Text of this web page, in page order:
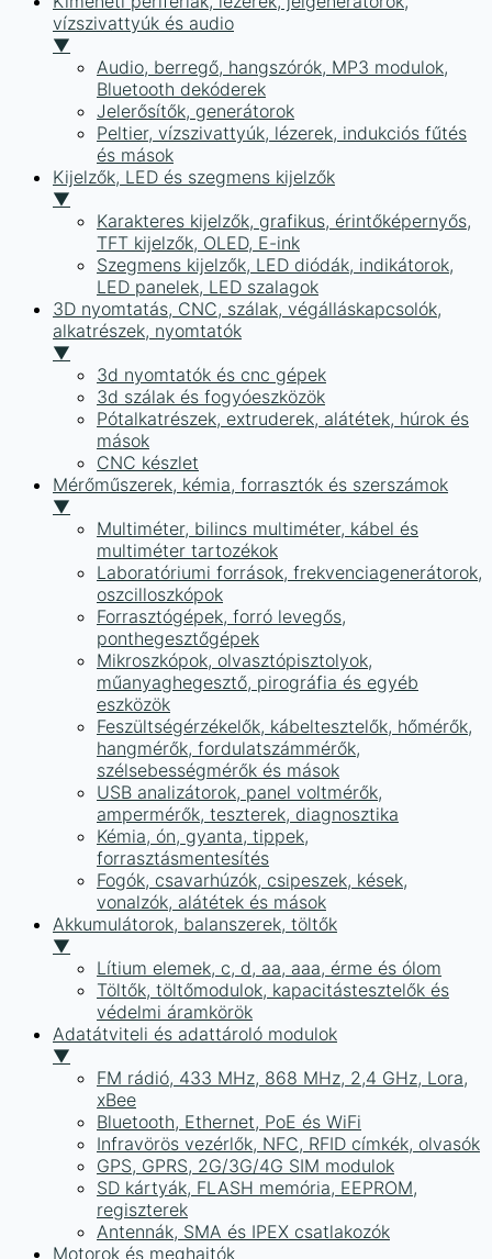
vízszivattyúk és audio
▼
Audio, berregő, hangszórók, MP3 modulok,
Bluetooth dekóderek
Jelerősítők, generátorok
Peltier, vízszivattyúk, lézerek, indukciós fűtés
és mások
Kijelzők, LED és szegmens kijelzők
▼
Karakteres kijelzők, grafikus, érintőképernyős,
TFT kijelzők, OLED, E-ink
Szegmens kijelzők, LED diódák, indikátorok,
LED panelek, LED szalagok
3D nyomtatás, CNC, szálak, végálláskapcsolók,
alkatrészek, nyomtatók
▼
3d nyomtatók és cnc gépek
3d szálak és fogyóeszközök
Pótalkatrészek, extruderek, alátétek, húrok és
mások
CNC készlet
Mérőműszerek, kémia, forrasztók és szerszámok
▼
Multiméter, bilincs multiméter, kábel és
multiméter tartozékok
Laboratóriumi források, frekvenciagenerátorok,
oszcilloszkópok
Forrasztógépek, forró levegős,
ponthegesztőgépek
Mikroszkópok, olvasztópisztolyok,
műanyaghegesztő, pirográfia és egyéb
eszközök
Feszültségérzékelők, kábeltesztelők, hőmérők,
hangmérők, fordulatszámmérők,
szélsebességmérők és mások
USB analizátorok, panel voltmérők,
ampermérők, teszterek, diagnosztika
Kémia, ón, gyanta, tippek,
forrasztásmentesítés
Fogók, csavarhúzók, csipeszek, kések,
vonalzók, alátétek és mások
Akkumulátorok, balanszerek, töltők
▼
Lítium elemek, c, d, aa, aaa, érme és ólom
Töltők, töltőmodulok, kapacitástesztelők és
védelmi áramkörök
Adatátviteli és adattároló modulok
▼
FM rádió, 433 MHz, 868 MHz, 2,4 GHz, Lora,
xBee
Bluetooth, Ethernet, PoE és WiFi
Infravörös vezérlők, NFC, RFID címkék, olvasók
GPS, GPRS, 2G/3G/4G SIM modulok
SD kártyák, FLASH memória, EEPROM,
regiszterek
Antennák, SMA és IPEX csatlakozók
Motorok és meghajtók